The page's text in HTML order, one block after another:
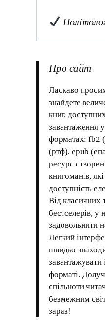
Про сайт
Ласкаво
знайдете
книг,
завантаження
форматах: fb2
(ртф), epub
ресурс
книгоманів,
доступність
Від класичних
бестселерів,
задовольнити
Легкий
швидко
завантажувати
форматі.
спільноти
безмежним
зараз!